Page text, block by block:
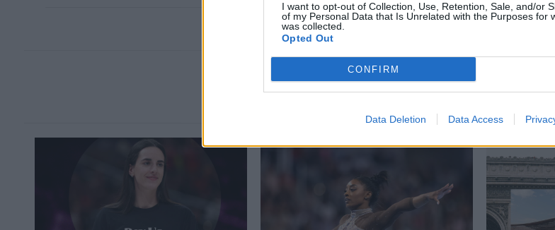
I want to opt-out of Collection, Use, Retention, Sale, and/or
of my Personal Data that Is Unrelated with the Purposes for
was collected.
Opted Out
CONFIRM
Data Deletion Data Access
Δείτε επίσης